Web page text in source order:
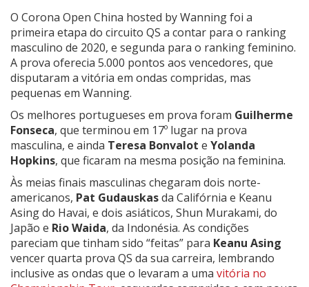
O Corona Open China hosted by Wanning foi a
primeira etapa do circuito QS a contar para o ranking
masculino de 2020, e segunda para o ranking feminino.
A prova oferecia 5.000 pontos aos vencedores, que
disputaram a vitória em ondas compridas, mas
pequenas em Wanning.
Os melhores portugueses em prova foram Guilherme
Fonseca, que terminou em 17º lugar na prova
masculina, e ainda Teresa Bonvalot e Yolanda
Hopkins, que ficaram na mesma posição na feminina.
Às meias finais masculinas chegaram dois norte-
americanos, Pat Gudauskasda Califórnia e Keanu
Asing do Havai, e dois asiáticos, Shun Murakami, do
Japão e Rio Waida, da Indonésia. As condições
pareciam que tinham sido “feitas” para Keanu Asing
vencer quarta prova QS da sua carreira, lembrando
inclusive as ondas que o levaram a uma vitória no